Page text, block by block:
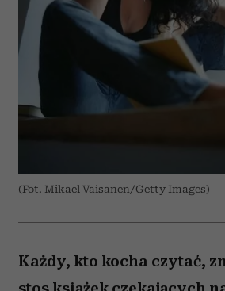
(Fot. Mikael Vaisanen/Getty Images)
Każdy, kto kocha czytać,